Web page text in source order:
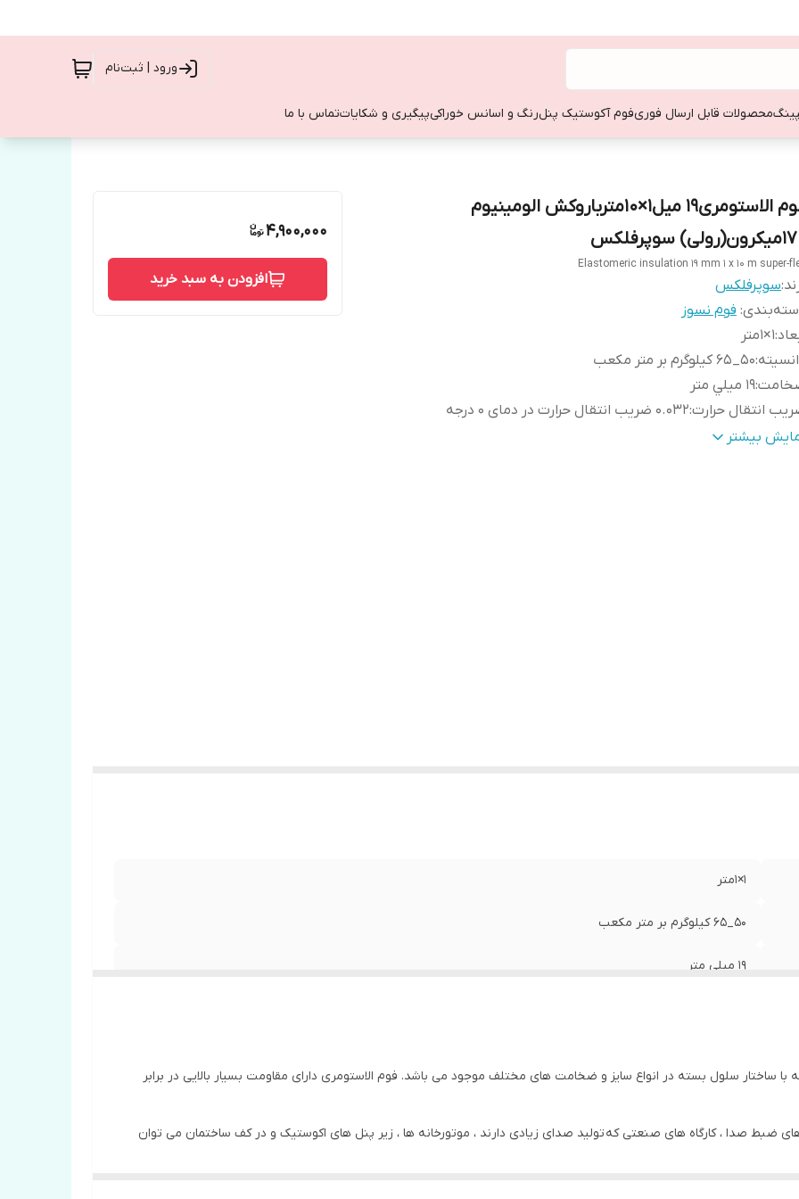
ورود | ثبت‌نام
محصولات قابل ارسال فوریفوم آکوستیک پنلرنگ و اسانس خوراکیپیگیری و شکایاتتماس با ما
فوم الاستومری19 میل1×10مترباروکش الومینیوم
سوپرفلکس
Elastomeric insulation 19 mm 1 x 10 m super-
سوپرفلكس
: فوم نسوز
:1×1متر
:50_65 کیلوگرم بر متر مکعب
:19 ميلي متر
انتقال حرارت:0.032 ضریب انتقال حرارت در دمای 0 درجه
دمايي:40- تا 150+ درجه سانتی گراد
بیشتر
4,900,000
افزودن به سبد خرید
1×1متر
50_65 کیلوگرم بر متر مکعب
19 ميلي متر
تركيه
ساختار سلول بسته در انواع سایز و ضخامت های مختلف موجود می باشد. فوم الاستومری دارای مقاومت بسیار بالایی در برابر
ضبط صدا ، کارگاه های صنعتی که تولید صدای زیادی دارند ، موتورخانه ها ، زیر پنل های اکوستیک و در کف ساختمان می توان